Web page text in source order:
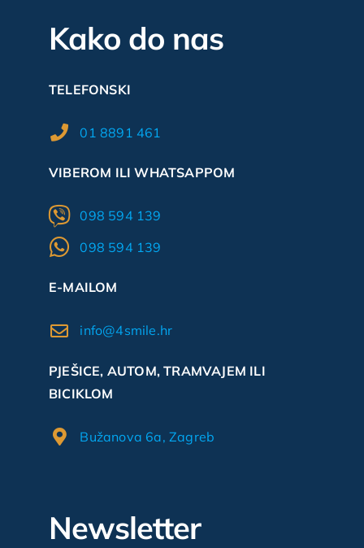
Kako do nas
TELEFONSKI
01 8891 461
VIBEROM ILI WHATSAPPOM
098 594 139
098 594 139
E-MAILOM
info@4smile.hr
PJEŠICE, AUTOM, TRAMVAJEM ILI
BICIKLOM
Bužanova 6a, Zagreb
Newsletter